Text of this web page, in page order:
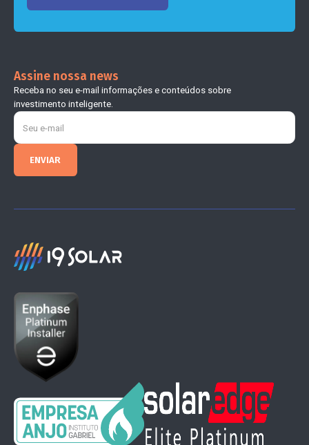
Assine nossa news
Receba no seu e-mail informações e conteúdos sobre
investimento inteligente.